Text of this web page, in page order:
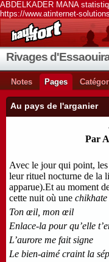
ABDELKADER MANA
https://www.atinternet-
Rivages
Notes Pages
Au pays de l'arganier
Par
Avec le jour qui point,
leur rituel nocturne de la
apparue).Et au moment
cette nuit où une chikhate
Ton œil, mon œil
Enlace-la pour qu’elle
L’aurore me fait signe
Le bien-aimé craint la